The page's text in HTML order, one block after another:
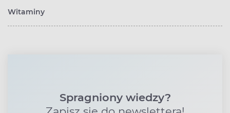
Witaminy
Spragniony wiedzy?